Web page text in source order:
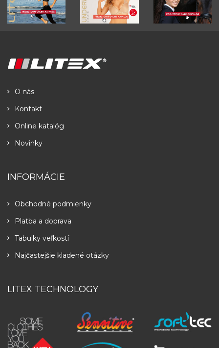
O nás
Kontakt
Online katalóg
Novinky
INFORMÁCIE
Obchodné podmienky
Platba a doprava
Tabulky veľkostí
Najčastejšie kladené otázky
LITEX TECHNOLOGY